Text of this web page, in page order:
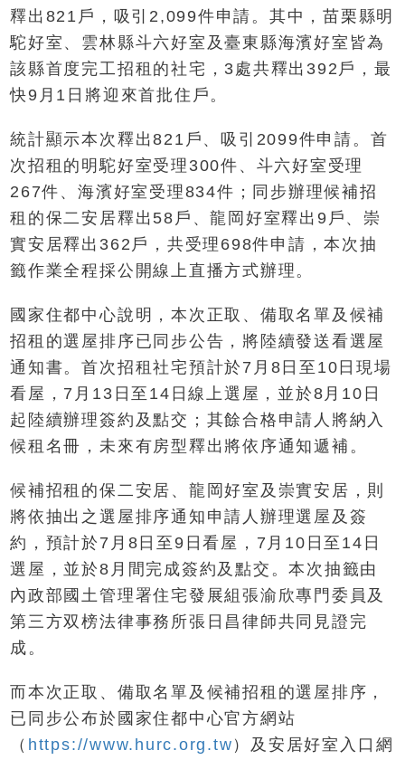
釋出821戶，吸引2,099件申請。其中，苗栗縣明
駝好室、雲林縣斗六好室及臺東縣海濱好室皆為
該縣首度完工招租的社宅，3處共釋出392戶，最
快9月1日將迎來首批住戶。
統計顯示本次釋出821戶、吸引2099件申請。首
次招租的明駝好室受理300件、斗六好室受理
267件、海濱好室受理834件；同步辦理候補招
租的保二安居釋出58戶、龍岡好室釋出9戶、崇
實安居釋出362戶，共受理698件申請，本次抽
籤作業全程採公開線上直播方式辦理。
國家住都中心說明，本次正取、備取名單及候補
招租的選屋排序已同步公告，將陸續發送看選屋
通知書。首次招租社宅預計於7月8日至10日現場
看屋，7月13日至14日線上選屋，並於8月10日
起陸續辦理簽約及點交；其餘合格申請人將納入
候租名冊，未來有房型釋出將依序通知遞補。
候補招租的保二安居、龍岡好室及崇實安居，則
將依抽出之選屋排序通知申請人辦理選屋及簽
約，預計於7月8日至9日看屋，7月10日至14日
選屋，並於8月間完成簽約及點交。本次抽籤由
內政部國土管理署住宅發展組張渝欣專門委員及
第三方双榜法律事務所張日昌律師共同見證完
成。
而本次正取、備取名單及候補招租的選屋排序，
已同步公布於國家住都中心官方網站
（ https://www.hurc.org.tw ）及安居好室入口網